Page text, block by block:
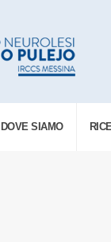
DOVE SIAMO